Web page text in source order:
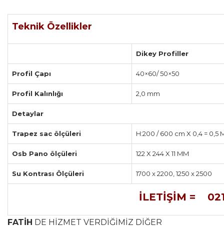
Teknik Özellikler
Dikey Profiller
Profil Çapı 40×60/ 50×50
Profil Kalınlığı 2,0 mm
Detaylar
Trapez sac ölçüleri H:200 / 600 cm X 0,4 = 0,5
Osb Pano ölçüleri 122 X 244 X 11 MM
Su Kontrası Ölçüleri 1700 x 2200, 1250 x 2500
İLETİŞİM =
FATİH DE HİZMET VERDİĞİMİZ DİĞER